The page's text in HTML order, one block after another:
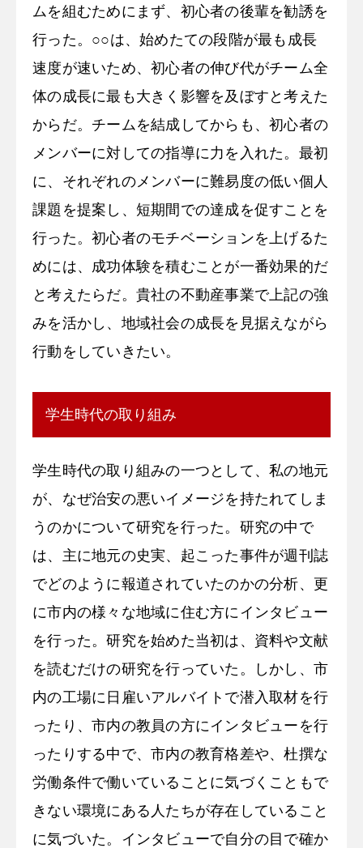
ムを組むためにまず、初心者の後輩を勧誘を
行った。○○は、始めたての段階が最も成長
速度が速いため、初心者の伸び代がチーム全
体の成長に最も大きく影響を及ぼすと考えた
からだ。チームを結成してからも、初心者の
メンバーに対しての指導に力を入れた。最初
に、それぞれのメンバーに難易度の低い個人
課題を提案し、短期間での達成を促すことを
行った。初心者のモチベーションを上げるた
めには、成功体験を積むことが一番効果的だ
と考えたらだ。貴社の不動産事業で上記の強
みを活かし、地域社会の成長を見据えながら
行動をしていきたい。
学生時代の取り組み
学生時代の取り組みの一つとして、私の地元
が、なぜ治安の悪いイメージを持たれてしま
うのかについて研究を行った。研究の中で
は、主に地元の史実、起こった事件が週刊誌
でどのように報道されていたのかの分析、更
に市内の様々な地域に住む方にインタビュー
を行った。研究を始めた当初は、資料や文献
を読むだけの研究を行っていた。しかし、市
内の工場に日雇いアルバイトで潜入取材を行
ったり、市内の教員の方にインタビューを行
ったりする中で、市内の教育格差や、杜撰な
労働条件で働いていることに気づくこともで
きない環境にある人たちが存在していること
に気づいた。インタビューで自分の目で確か